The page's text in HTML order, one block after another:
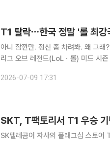
T1 탈락⋯한국 정말 '롤 최
아니 잠깐만. 정신 좀 차려봐. 왜 그래? T1이 무너졌습니다. 8일 대전컨벤션센터에서 열린
리그 오브 레전드(LoLㆍ롤) 미드 시
탈락한 건데요. 예상 밖의 결과였
2026-07-09 17:31
SKT, T팩토리서 T1 우승
SK텔레콤이 자사의 플래그십 스토